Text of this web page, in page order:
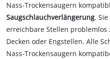
Nass-Trockensaugern
Saugschlauchverlängerung.
erreichbare Stellen
Decken oder Engstellen. Alle
Nass-Trockensaugern